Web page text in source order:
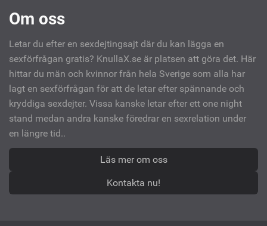
Om oss
Letar du efter en sexdejtingsajt där du kan lägga en
sexförfrågan gratis? KnullaX.se är platsen att göra det. Här
hittar du män och kvinnor från hela Sverige som alla har
lagt en sexförfrågan för att de letar efter spännande och
kryddiga sexdejter. Vissa kanske letar efter ett one night
stand medan andra kanske föredrar en sexrelation under
en längre tid..
Läs mer om oss
Kontakta nu!